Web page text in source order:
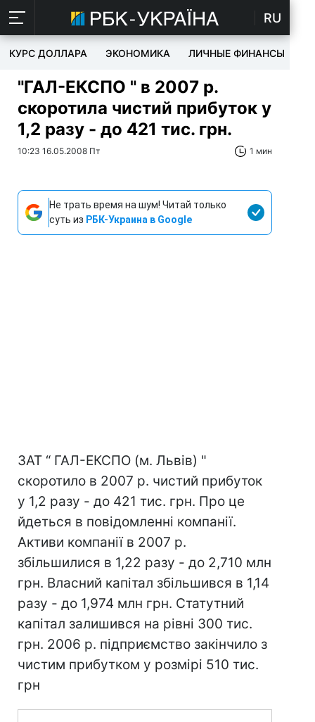
RU
КУРС ДОЛЛАРА ЭКОНОМИКА ЛИЧНЫЕ ФИНАНСЫ
"ГАЛ-ЕКСПО " в 2007 р.
скоротила чистий прибуток у
1,2 разу - до 421 тис. грн.
10:23 16.05.2008 Пт 1 мин
Не трать время на шум! Читай только
суть из РБК-Украина в Google
ЗАТ “ ГАЛ-ЕКСПО (м. Львів) "
скоротило в 2007 р. чистий прибуток
у 1,2 разу - до 421 тис. грн. Про це
йдеться в повідомленні компанії.
Активи компанії в 2007 р.
збільшилися в 1,22 разу - до 2,710 млн
грн. Власний капітал збільшився в 1,14
разу - до 1,974 млн грн. Статутний
капітал залишився на рівні 300 тис.
грн. 2006 р. підприємство закінчило з
чистим прибутком у розмірі 510 тис.
грн